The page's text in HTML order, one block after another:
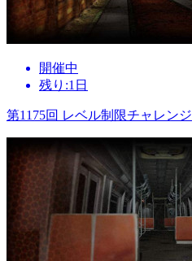
開催中
残り:1日
第1175回 レベル制限チャレンジ